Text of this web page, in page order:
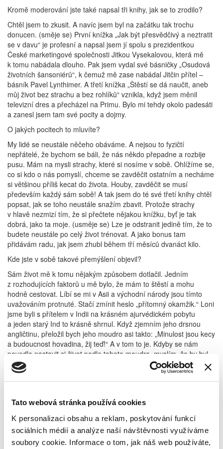
Tato webová stránka používá cookies
K personalizaci obsahu a reklam, poskytování funkcí
sociálních médií a analýze naší návštěvnosti využíváme
soubory cookie. Informace o tom, jak náš web používáte,
Kromě moderování jste také napsal tři knihy, jak se to zrodilo?
Chtěl jsem to zkusit. A navíc jsem byl na začátku tak trochu
donucen. (směje se) První knížka „Jak být přesvědčivý a neztratit
se v davu“ je profesní a napsal jsem jí spolu s prezidentkou
České marketingové společnosti Jitkou Vysekalovou, která mě
k tomu nabádala dlouho. Pak jsem vydal své básničky „Osudová
životních šansoniérů“, k čemuž mě zase nabádal Jitčin přítel –
básník Pavel Lynthimer. A třetí knížka „Štěstí se dá naučit, aneb
můj život bez strachu a bez rohlíků“ vznikla, když jsem měnil
televizní dres a přecházel na Primu. Bylo mi tehdy okolo padesáti
a zanesl jsem tam své pocity a dojmy.
O jakých pocitech to mluvíte?
My lidé se neustále něčeho obáváme. A nejsou to fyzičtí
nepřátelé, že bychom se báli, že nás někdo přepadne a rozbije
pusu. Mám na mysli strachy, které si nosíme v sobě. Ohlížíme se,
co si kdo o nás pomyslí, chceme se zavděčit ostatním a necháme
si většinou příliš kecat do života. Houby, zavděčit se musí
především každý sám sobě! A tak jsem do té své třetí knihy chtěl
popsat, jak se toho neustále snažím zbavit. Protože strachy
v hlavě nezmizí tím, že si přečtete nějakou knížku, byť je tak
dobrá, jako ta moje. (usměje se) Lze je odstranit jedině tím, že to
budete neustále po celý život trénovat. A jako bonus tam
přidávám radu, jak jsem zhubl během tří měsíců dvanáct kilo.
Kde jste v sobě takové přemýšlení objevil?
Sám život mě k tomu nějakým způsobem dotlačil. Jedním
z rozhodujících faktorů u mě bylo, že mám to štěstí a mohu
hodně cestovat. Líbí se mi v Asii a východní národy jsou tímto
uvažováním protnuté. Stačí zmínit heslo „přítomný okamžik.“ Loni
jsme byli s přítelem v Indii na krásném ajurvédickém pobytu
a jeden starý Ind to krásně shrnul. Když zjemním jeho drsnou
angličtinu, přeložil bych jeho moudro asi takto: „Minulost jsou kecy
a budoucnost hovadina, žij teď!“ A v tom to je. Kdyby se nám
povedlo nastavit si život podle tohoto moudra, myslím, že by byl
náš život příznivější.
Takže teď toto učení šíříte dál?
a ta zní: „Naslouchejte, ale buďte skeptičtí.“ To znamená nevěřte
úplně všemu, co se vám předkládá, tedy ani ne mě, ani jiným.
O své knize říkám, že je to pouze můj pohled na svět. Každý si
musí najít svoji cestu. A na přednáškách o rétorice zase říkám
nemějte vzory, protože dělat věci podle někoho jiného je cestou